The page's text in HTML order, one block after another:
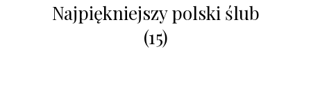
Najpiękniejszy polski ślub
(15)